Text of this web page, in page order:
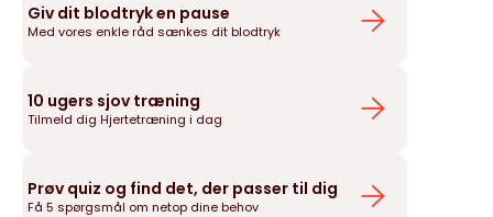
Giv dit blodtryk en pause
Med vores enkle råd sænkes dit blodtryk
10 ugers sjov træning
Tilmeld dig Hjertetræning i dag
Prøv quiz og find det, der passer til dig
Få 5 spørgsmål om netop dine behov